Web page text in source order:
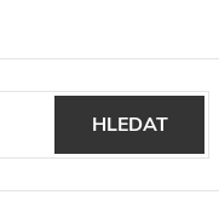
HLEDAT